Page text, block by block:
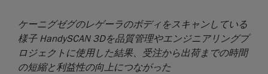
ケーニグゼグのレゲーラのボディをスキャンしている
様子 HandySCAN 3Dを品質管理やエンジニアリングプ
ロジェクトに使用した結果、受注から出荷までの時間
の短縮と利益性の向上につながった